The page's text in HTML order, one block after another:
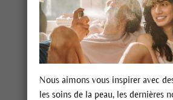
Nous aimons vous inspirer avec
les soins de la peau, les dernières